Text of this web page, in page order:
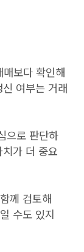
보다 확인해
여부는 거래
으로 판단하
가 더 중요
께 검토해
수도 있지